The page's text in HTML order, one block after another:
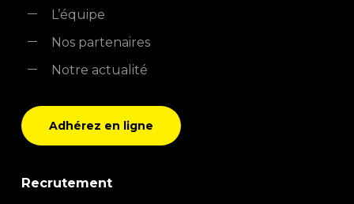
L’équipe
Nos partenaires
Notre actualité
Adhérez en ligne
Recrutement